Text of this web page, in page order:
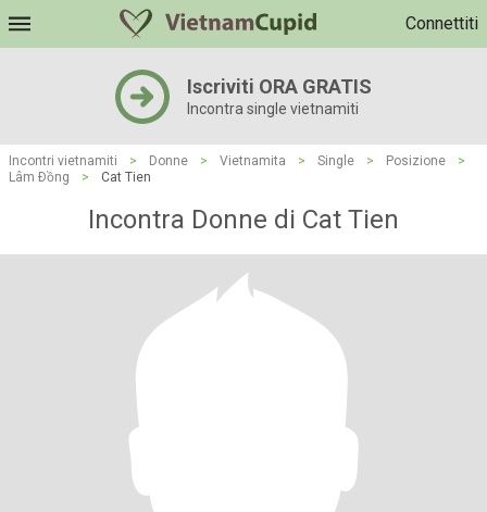
Connettiti
Iscriviti ORA GRATIS
Incontra single vietnamiti
Incontri vietnamiti > Donne > Vietnamita > Single > Posizione
>
Lâm Ðồng
> Cat Tien
Incontra Donne di Cat Tien